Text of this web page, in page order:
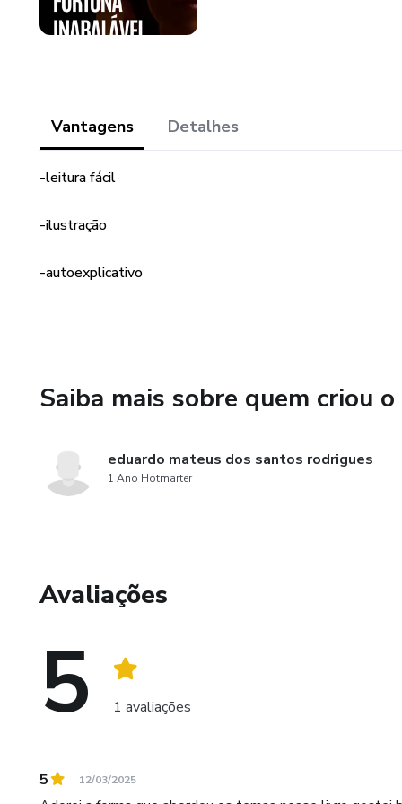
Vantagens Detalhes
-leitura fácil
-ilustração
-autoexplicativo
Saiba mais sobre quem criou
eduardo mateus dos santos rodrigues
1 Ano Hotmarter
Avaliações
5 1 avaliações
5 12/03/2025